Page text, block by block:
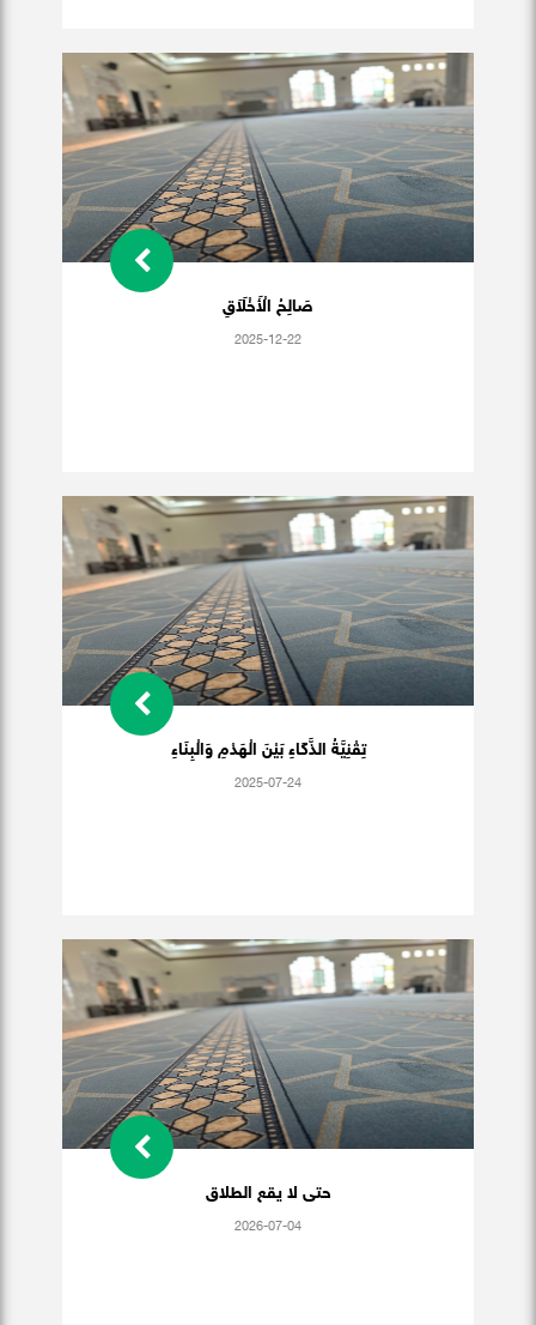
صَالِحُ الْأَخْلَاَقِ
2025-12-22
تِقْنِيَّةُ الذَّكَاءِ بَيْنَ الْهَدْمِ وَالْبِنَاءِ
2025-07-24
حتى لا يقع الطلاق
2026-07-04